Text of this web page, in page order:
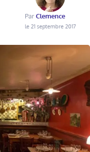
ParClemence
le 21 septembre 2017